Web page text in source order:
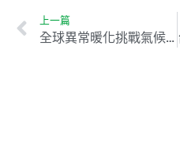
上一篇
全球異常暖化挑戰氣候科學 原因仍待揭示